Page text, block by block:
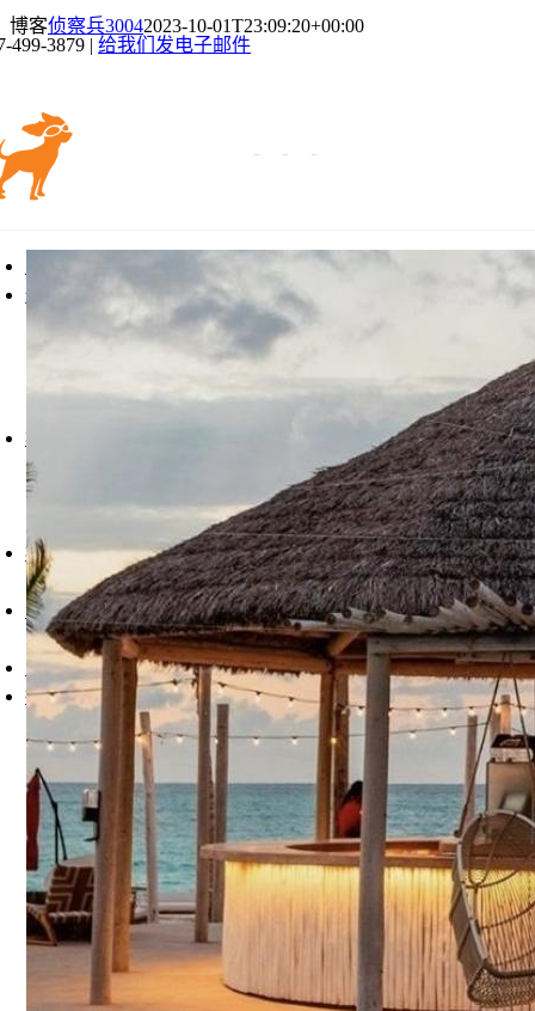
跳
到
499-3879 |给我们发电子邮件
竹子
天然竹竿
Fauxbam 合成竹竿
Fauxbam 合成竹席
桉树
柏
柏树杆和原木
合成茅草
尼帕
常问问题
接触
博客侦察兵30042023-10-01T23:09:20+00:00